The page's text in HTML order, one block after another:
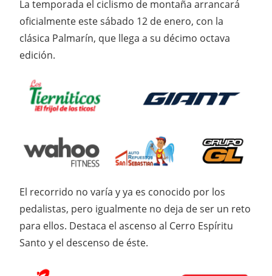
La temporada el ciclismo de montaña arrancará
oficialmente este sábado 12 de enero, con la
clásica Palmarín, que llega a su décimo octava
edición.
El recorrido no varía y ya es conocido por los
pedalistas, pero igualmente no deja de ser un reto
para ellos. Destaca el ascenso al Cerro Espíritu
Santo y el descenso de éste.